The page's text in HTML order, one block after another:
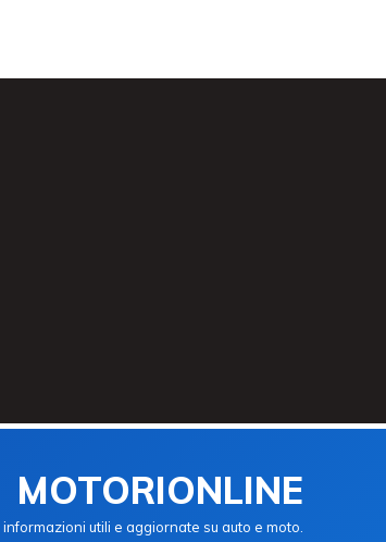
MOTORIONLINE
utili e aggiornate su auto e moto.